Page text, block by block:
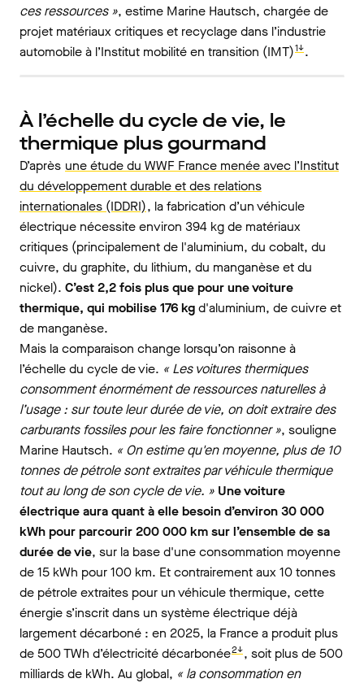
ces ressources », estime Marine Hautsch, chargée de
projet matériaux critiques et recyclage dans l’industrie
automobile à l’Institut mobilité en transition (IMT)1↓.
À l’échelle du cycle de vie, le
thermique plus gourmand
D’après une étude du WWF France menée avec l’Institut
du développement durable et des relations
internationales (IDDRI), la fabrication d’un véhicule
électrique nécessite environ 394 kg de matériaux
critiques (principalement de l'aluminium, du cobalt, du
cuivre, du graphite, du lithium, du manganèse et du
nickel). C’est 2,2 fois plus que pour une voiture
thermique, qui mobilise 176 kgd'aluminium, de cuivre et
de manganèse.
Mais la comparaison change lorsqu’on raisonne à
l’échelle du cycle de vie. « Les voitures thermiques
consomment énormément de ressources naturelles à
l’usage : sur toute leur durée de vie, on doit extraire des
carburants fossiles pour les faire fonctionner », souligne
Marine Hautsch. « On estime qu'en moyenne, plus de 10
tonnes de pétrole sont extraites par véhicule thermique
tout au long de son cycle de vie. » Une voiture
électrique aura quant à elle besoin d’environ 30 000
kWh pour parcourir 200 000 km sur l’ensemble de sa
durée de vie, sur la base d'une consommation moyenne
de 15 kWh pour 100 km. Et contrairement aux 10 tonnes
de pétrole extraites pour un véhicule thermique, cette
énergie s’inscrit dans un système électrique déjà
largement décarboné : en 2025, la France a produit plus
de 500 TWh d’électricité décarbonée2↓, soit plus de 500
milliards de kWh. Au global, « la consommation en